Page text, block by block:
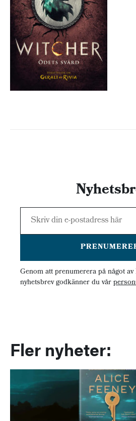
Genom att prenumerera på något
nyhetsbrev godkänner du vår
Fler nyheter: